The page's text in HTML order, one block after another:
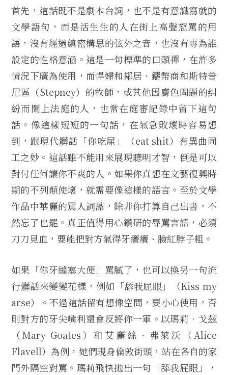
首先，這話既不是劇本台詞，也不是有意識寫就的
文學語句，而是活生生的人在街上高聲怒罵的用
語，沒有經過縝密構思的弦外之音，也沒有專為誰
設定的性格意涵。這是一句標準的口頭禪，在許多
情況下廣為使用，而悍婦和鄰居、鑄幣商和斯特普
尼區（Stepney）的牧師，或其他因膚色問題的糾
紛而鬧上法庭的人，也常在庭審記錄中留下這句
話。像這樣短短的一句話，在氣急敗壞時容易想
到，跟現代髒話「你吃屎」（eat shit）有異曲同
工之妙。這話雖不能用來展現聰明才智，倒是可以
對付任何讓你不爽的人。如果你真想在文藝復興時
期的不列顛使壞，就需要像這樣的語言。至於文學
作品中華麗的罵人詞藻，除非你打算自己出書，不
然忘了也罷。真正值得用心鑽研的辱罵言語，必須
刀刀見血，要能把對方氣得牙癢癢、臉紅脖子粗。
如果「你牙縫塞大便」罵膩了，也可以換另一句流
行髒話來變變花樣，例如「舔我屁眼」（Kiss my
arse）。不過這話留有想像空間，要小心使用，否
則對方的牙尖嘴利還會反將你一軍。以瑪莉‧戈茲
（Mary Goates）和艾麗絲‧弗萊沃（Alice
Flavell）為例，她們現身倫敦街頭，站在各自的家
門外隔空對罵。瑪莉飛快拋出一句「舔我屁眼」，